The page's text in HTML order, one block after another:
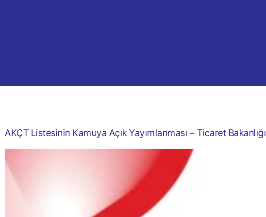
AKÇT Listesinin Kamuya Açık Yayımlanması – Ticaret Bakanlığı